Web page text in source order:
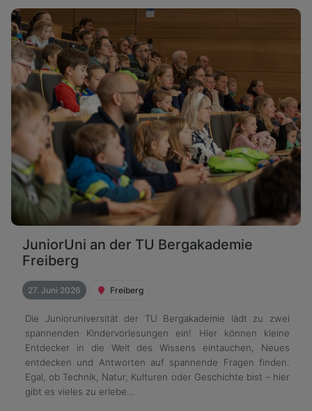
JuniorUni an der TU Bergakademie
Freiberg
27. Juni 2026 Freiberg
Die Junioruniversität der TU Bergakademie lädt zu zwei
spannenden Kindervorlesungen ein! Hier können kleine
Entdecker in die Welt des Wissens eintauchen, Neues
entdecken und Antworten auf spannende Fragen finden.
Egal, ob Technik, Natur, Kulturen oder Geschichte bist – hier
gibt es vieles zu erlebe…